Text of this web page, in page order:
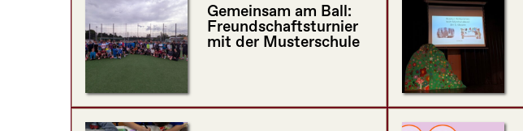
Gemeinsam am Ball:
Freundschaftsturnier
mit der Musterschule